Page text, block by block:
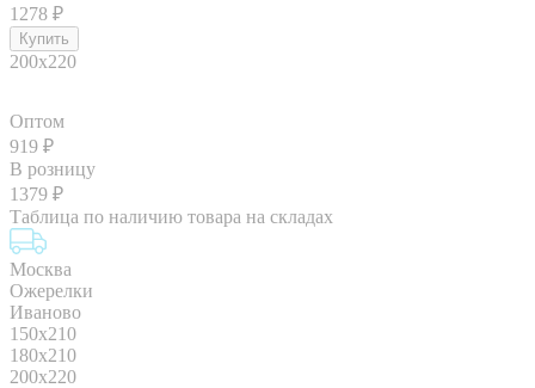
1278 ₽
200x220
Оптом
919 ₽
В розницу
1379 ₽
Таблица по наличию товара на складах
Москва
Ожерелки
Иваново
150x210
180x210
200x220